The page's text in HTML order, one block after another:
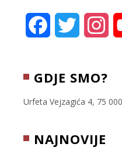
c
e
o
i
t
e
t
GDJE SMO?
Urfeta Vejzagića 4, 75
NAJNOVIJE